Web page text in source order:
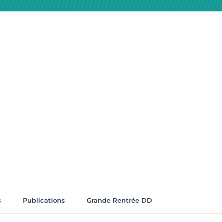
Publications Grande Rentrée DD